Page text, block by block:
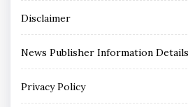
Disclaimer
News Publisher Information Details
Privacy Policy